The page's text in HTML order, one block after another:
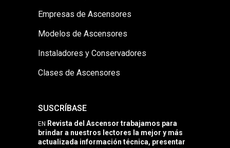
Empresas de Ascensores
Modelos de Ascensores
Instaladores y Conservadores
Clases de Ascensores
SUSCRÍBASE
EN Revista del Ascensor trabajamos para
brindar a nuestros lectores la mejor y más
actualizada información técnica, presentar